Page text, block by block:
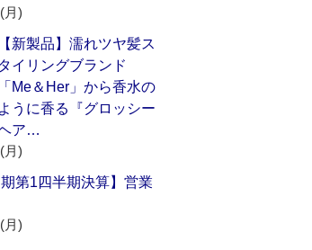
月)
【新製品】濡れツヤ髪ス
タイリングブランド
「Me＆Her」から香水の
ように香る『グロッシー
ア…
月)
第1四半期決算】営業
月)